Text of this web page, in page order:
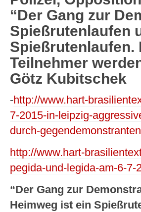
“Der Gang zur
Spießrutenlaufen
Spießrutenlaufen.
Teilnehmer
Götz Kubitschek
-http://www.hart-
7-2015-in-leipzig-
durch-
http://www.hart-
pegida-und-legida-am-6-
“Der Gang zur
Heimweg ist ein